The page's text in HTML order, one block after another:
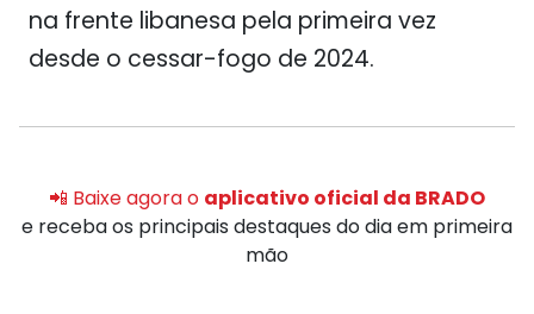
na frente libanesa pela primeira vez
desde o cessar-fogo de 2024.
📲 Baixe agora o aplicativo oficial da BRADO
e receba os principais destaques do dia em primeira
mão